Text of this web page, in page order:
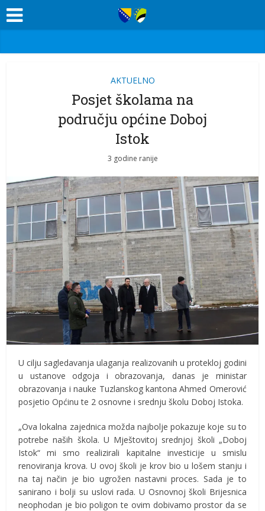
AKTUELNO
Posjet školama na
području općine Doboj
Istok
3 godine ranije
U cilju sagledavanja ulaganja realizovanih u protekloj godini
u ustanove odgoja i obrazovanja, danas je ministar
obrazovanja i nauke Tuzlanskog kantona Ahmed Omerović
posjetio Općinu te 2 osnovne i srednju školu Doboj Istoka.
„Ova lokalna zajednica možda najbolje pokazuje koje su to
potrebe naših škola. U Mještovitoj srednjoj školi „Doboj
Istok“ mi smo realizirali kapitalne investicije u smislu
renoviranja krova. U ovoj školi je krov bio u lošem stanju i
na taj način je bio ugrožen nastavni proces. Sada je to
sanirano i bolji su uslovi rada. U Osnovnoj školi Brijesnica
neophodan je bio poligon te ovim dobivamo prostor da se